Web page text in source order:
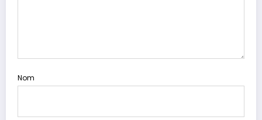
Nom